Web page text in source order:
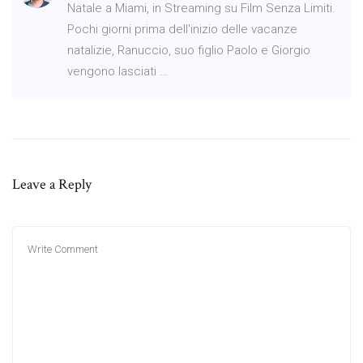
Natale a Miami, in Streaming su Film Senza Limiti.
Pochi giorni prima dell'inizio delle vacanze
natalizie, Ranuccio, suo figlio Paolo e Giorgio
vengono lasciati …
Leave a Reply